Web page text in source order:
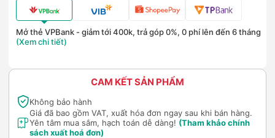
Mở thẻ VPBank - giảm tới 400k, trả góp 0%, 0 phí lên đến 6 tháng
(Xem chi tiết)
CAM KẾT SẢN PHẨM
Không bảo hành
Giá đã bao gồm VAT, xuất hóa đơn ngay sau khi bán hàng.
Yên tâm mua sắm, hạch toán dễ dàng! (Tham khảo chính
sách xuất hoá đơn)